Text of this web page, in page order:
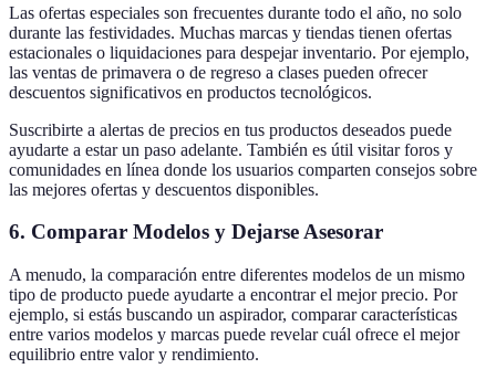
Las ofertas especiales son frecuentes durante todo el año, no solo
durante las festividades. Muchas marcas y tiendas tienen ofertas
estacionales o liquidaciones para despejar inventario. Por ejemplo,
las ventas de primavera o de regreso a clases pueden ofrecer
descuentos significativos en productos tecnológicos.
Suscribirte a alertas de precios en tus productos deseados puede
ayudarte a estar un paso adelante. También es útil visitar foros y
comunidades en línea donde los usuarios comparten consejos sobre
las mejores ofertas y descuentos disponibles.
6. Comparar Modelos y Dejarse Asesorar
A menudo, la comparación entre diferentes modelos de un mismo
tipo de producto puede ayudarte a encontrar el mejor precio. Por
ejemplo, si estás buscando un aspirador, comparar características
entre varios modelos y marcas puede revelar cuál ofrece el mejor
equilibrio entre valor y rendimiento.